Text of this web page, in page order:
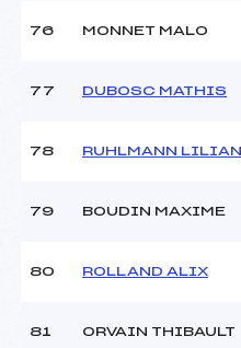
76 MONNET MALO
77 DUBOSC MATHIS
78 RUHLMANN LILIAN
79 BOUDIN MAXIME
80 ROLLAND ALIX
81 ORVAIN THIBAULT